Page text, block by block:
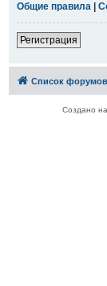
Общие правила |
Регистрация
Список форумов
Создано